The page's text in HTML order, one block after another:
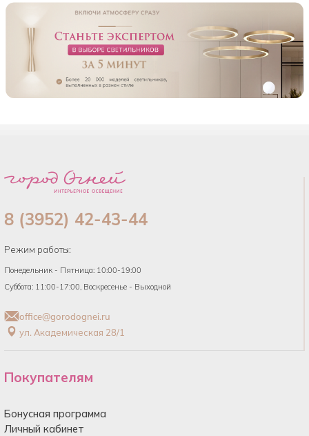
8 (3952) 42-43-44
Режим работы:
Понедельник - Пятница: 10:00-19:00
Суббота: 11:00-17:00, Воскресенье - Выходной
office@gorodognei.ru
ул. Академическая 28/1
Покупателям
Бонусная программа
Личный кабинет